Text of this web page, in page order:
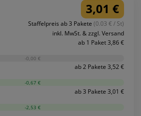
3,01 €
Staffelpreis ab 3 Pakete (0.03 € / St)
inkl. MwSt. & zzgl. Versand
ab 1 Paket 3,86 €
-0,00 €
ab 2 Pakete 3,52 €
-0,67 €
ab 3 Pakete 3,01 €
-2,53 €